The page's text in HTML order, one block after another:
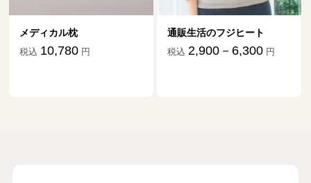
メディカル枕
税込 10,780 円
通販生活のフジヒート
税込 2,900－6,300 円